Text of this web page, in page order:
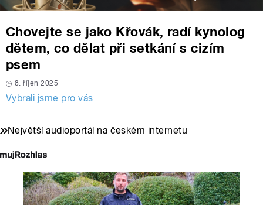
Chovejte se jako Křovák, radí kynolog
dětem, co dělat při setkání s cizím
psem
8. říjen 2025
Vybrali jsme pro vás
Největší audioportál na českém internetu